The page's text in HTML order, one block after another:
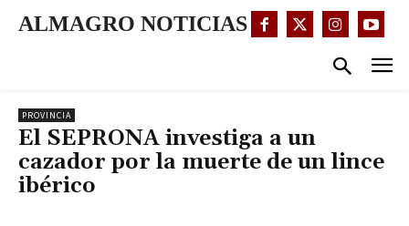
ALMAGRO NOTICIAS
PROVINCIA
El SEPRONA investiga a un
cazador por la muerte de un lince
ibérico